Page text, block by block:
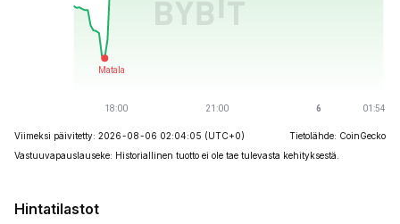
Viimeksi päivitetty: 2026-08-06 02:04:05 (UTC+0)
Tietolähde: CoinGecko
Vastuuvapauslauseke: Historiallinen tuotto ei ole tae tulevasta kehityksestä.
Hintatilastot